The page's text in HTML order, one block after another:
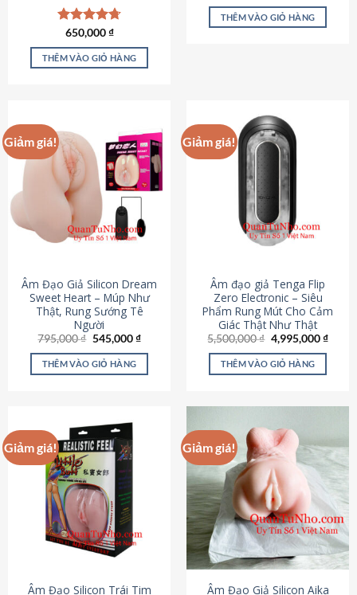
Được xếp
hạng4.75
5 sao
650,000₫
THÊM VÀO GIỎ HÀNG
là:
995,000 ₫.
tại
THÊM VÀO GIỎ HÀNG
Giảm giá!
Âm Đạo Giả Silicon Dream
Sweet Heart – Múp Như
Thật, Rung Sướng Tê
Người
795,000₫ Giá
là:
795,000 ₫.
545,000₫Giá
tại
545,000 ₫.
THÊM VÀO GIỎ HÀNG
Giảm giá!
Âm đạo giả Tenga Flip
Zero Electronic – Siêu
Phẩm Rung Mút Cho Cảm
Giác Thật Như Thật
5,500,000₫ Giá
gốc
là:
5,500,000 ₫.
4,995,000₫Giá
THÊM VÀO GIỎ HÀNG
Giảm giá!
Âm Đạo Silicon Trái Tim
Giảm giá!
Âm Đạo Giả Silicon Aika